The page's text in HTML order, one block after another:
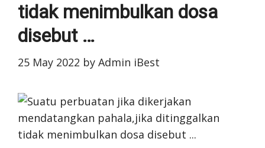
tidak menimbulkan dosa
disebut …
25 May 2022 by Admin iBest